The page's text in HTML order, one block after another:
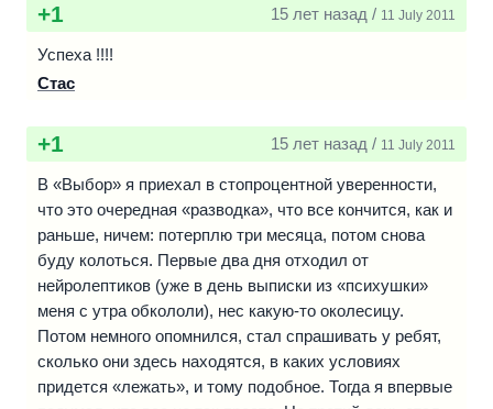
+1 15 лет назад / 11 July 2011
Успеха !!!!
Стас
+1 15 лет назад / 11 July 2011
В «Выбор» я приехал в стопроцентной уверенности,
что это очередная «разводка», что все кончится, как и
раньше, ничем: потерплю три месяца, потом снова
буду колоться. Первые два дня отходил от
нейролептиков (уже в день выписки из «психушки»
меня с утра обкололи), нес какую-то околесицу.
Потом немного опомнился, стал спрашивать у ребят,
сколько они здесь находятся, в каких условиях
придется «лежать», и тому подобное. Тогда я впервые